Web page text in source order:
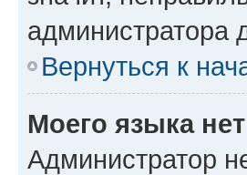
администратора
Вернуться к
Моего языка
Администратор